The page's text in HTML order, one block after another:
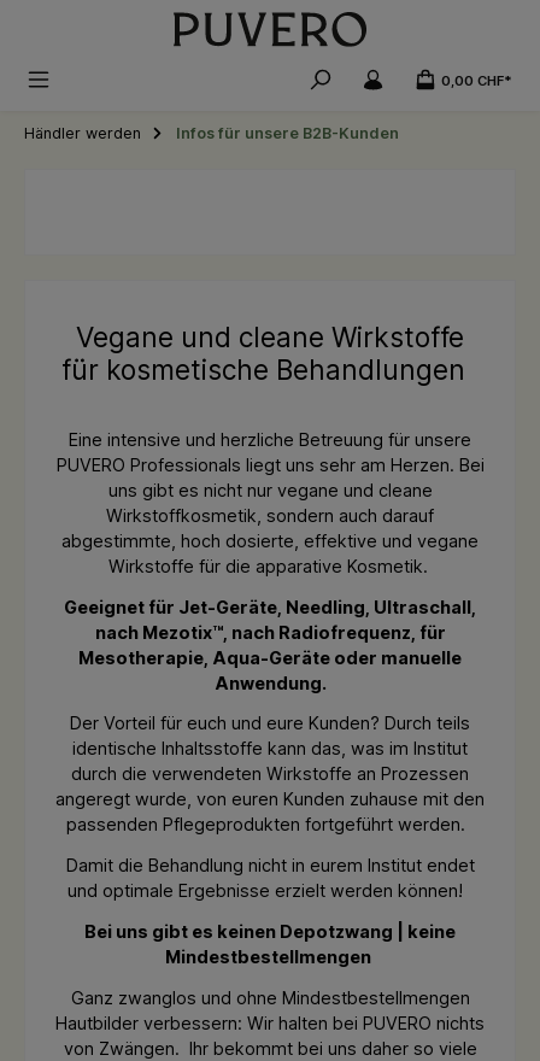
0,00 CHF*
Händler werden Infos für unsere B2B-Kunden
Vegane und cleane Wirkstoffe
für kosmetische Behandlungen
Eine intensive und herzliche Betreuung für unsere
PUVERO Professionals liegt uns sehr am Herzen. Bei
uns gibt es nicht nur vegane und cleane
Wirkstoffkosmetik, sondern auch darauf
abgestimmte, hoch dosierte, effektive und vegane
Wirkstoffe für die apparative Kosmetik.
Geeignet für Jet-Geräte, Needling, Ultraschall,
nach Mezotix™, nach Radiofrequenz, für
Mesotherapie, Aqua-Geräte oder manuelle
Anwendung.
Der Vorteil für euch und eure Kunden? Durch teils
identische Inhaltsstoffe kann das, was im Institut
durch die verwendeten Wirkstoffe an Prozessen
angeregt wurde, von euren Kunden zuhause mit den
passenden Pflegeprodukten fortgeführt werden.
Damit die Behandlung nicht in eurem Institut endet
und optimale Ergebnisse erzielt werden können!
Bei uns gibt es keinen Depotzwang | keine
Mindestbestellmengen
Ganz zwanglos und ohne Mindestbestellmengen
Hautbilder verbessern: Wir halten bei PUVERO nichts
von Zwängen. Ihr bekommt bei uns daher so viele